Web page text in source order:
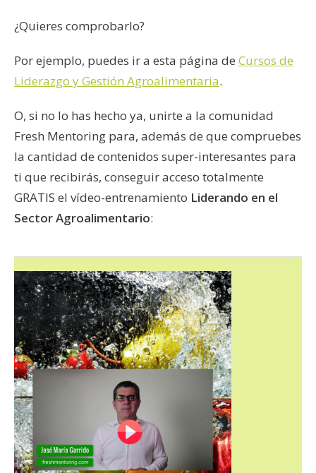
¿Quieres comprobarlo?
Por ejemplo, puedes ir a esta página de Cursos de
Liderazgo y Gestión Agroalimentaria.
O, si no lo has hecho ya, unirte a la comunidad
Fresh Mentoring para, además de que compruebes
la cantidad de contenidos super-interesantes para
ti que recibirás, conseguir acceso totalmente
GRATIS el vídeo-entrenamiento Liderando en el
Sector Agroalimentario: